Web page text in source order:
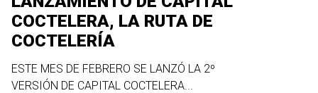
COCTELERA, LA RUTA DE
COCTELERÍA
ESTE MES DE FEBRERO SE LANZÓ LA 2º
VERSIÓN DE CAPITAL COCTELERA...